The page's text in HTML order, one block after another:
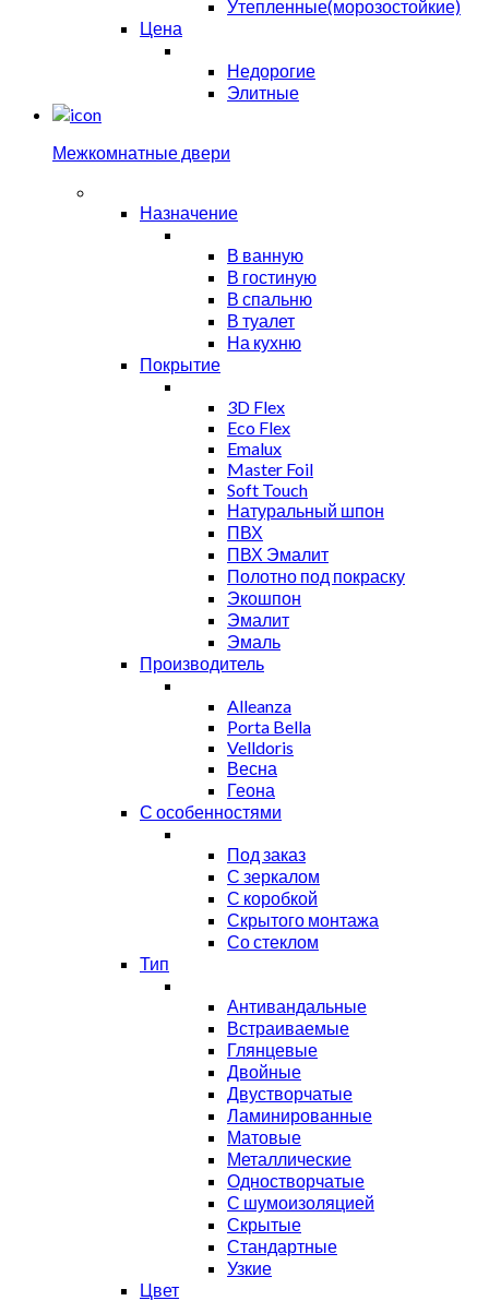
Утепленные(морозостойкие)
Цена
Недорогие
Элитные
Межкомнатные двери
Назначение
В ванную
В гостиную
В спальню
В туалет
На кухню
Покрытие
3D Flex
Eco Flex
Emalux
Master Foil
Soft Touch
Натуральный шпон
ПВХ
ПВХ Эмалит
Полотно под покраску
Экошпон
Эмалит
Эмаль
Производитель
Alleanza
Porta Bella
Velldoris
Весна
Геона
С особенностями
Под заказ
С зеркалом
С коробкой
Скрытого монтажа
Со стеклом
Тип
Антивандальные
Встраиваемые
Глянцевые
Двойные
Двустворчатые
Ламинированные
Матовые
Металлические
Одностворчатые
С шумоизоляцией
Скрытые
Стандартные
Узкие
Цвет